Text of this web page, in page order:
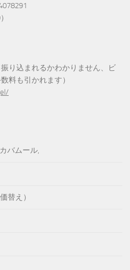
り込まれるかわかりません、ビ
料も引かれます）
バムール,
替え）